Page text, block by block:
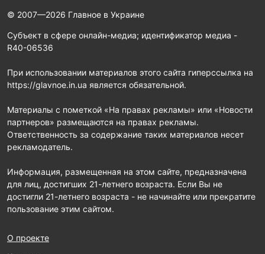
© 2007—2026 Главное в Украине
Субъект в сфере онлайн-медиа; идентификатор медиа -
R40-06536
При использовании материалов этого сайта гиперссылка на
https://glavnoe.in.ua является обязательной.
Материалы с пометкой «На правах рекламы» или «Новости
партнеров» размещаются на правах рекламы.
Ответственность за содержание таких материалов несет
рекламодатель.
Информация, размещенная на этом сайте, предназначена
для лиц, достигших 21-летнего возраста. Если Вы не
достигли 21-летнего возраста - не начинайте или прекратите
пользование этим сайтом.
О проекте